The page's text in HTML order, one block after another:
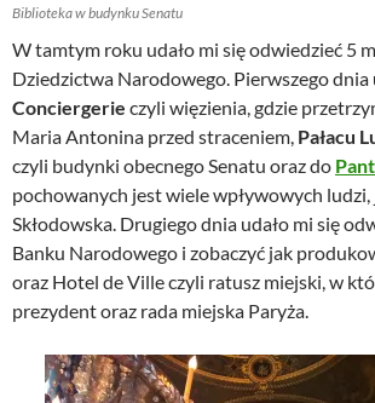
Biblioteka w budynku Senatu
W tamtym roku udało mi się odwiedzieć 5
Dziedzictwa Narodowego. Pierwszego dnia
Conciergerie czyli więzienia, gdzie
Maria Antonina przed straceniem, Pałacu
czyli budynki obecnego Senatu oraz do
pochowanych jest wiele wpływowych ludzi,
Skłodowska. Drugiego dnia udało mi się
Banku Narodowego i zobaczyć jak
oraz Hotel de Ville czyli ratusz miejski, w
prezydent oraz rada miejska Paryża.